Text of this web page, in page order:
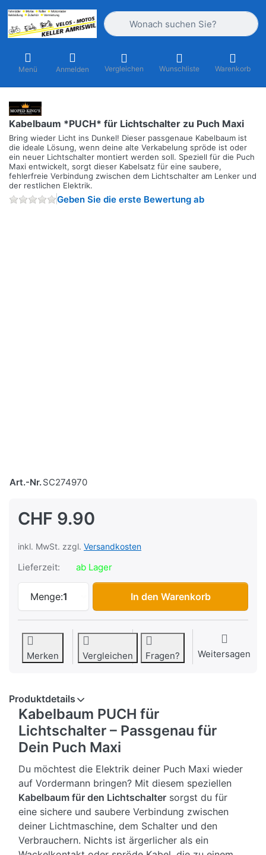
Geben Sie einen Suchbegriff ein.
Menü Anmelden Vergleichen Wunschliste Warenkorb
Kabelbaum *PUCH* für Lichtschalter zu Puch Maxi
Bring wieder Licht ins Dunkel! Dieser passgenaue Kabelbaum ist
die ideale Lösung, wenn deine alte Verkabelung spröde ist oder
ein neuer Lichtschalter montiert werden soll. Speziell für die Puch
Maxi entwickelt, sorgt dieser Kabelsatz für eine saubere,
fehlerfreie Verbindung zwischen dem Lichtschalter am Lenker und
der restlichen Elektrik.
Geben Sie die erste Bewertung ab
Art.-Nr.SC274970
CHF 9.90
inkl. MwSt. zzgl. Versandkosten
Lieferzeit: ab Lager
Menge:1
Kabelbaum *PUCH* für Lichtschalter zu
In den Warenkorb
Merken Vergleichen Fragen? Weitersagen
Produktdetails
Kabelbaum PUCH für
Lichtschalter – Passgenau für
Dein Puch Maxi
Du möchtest die Elektrik deiner Puch Maxi wieder
auf Vordermann bringen? Mit diesem speziellen
Kabelbaum für den Lichtschalter sorgst du für
eine sichere und saubere Verbindung zwischen
deiner Lichtmaschine, dem Schalter und den
Verbrauchern. Nichts ist ärgerlicher als ein